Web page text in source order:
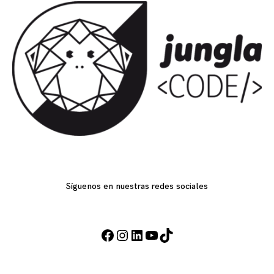
Síguenos en nuestras redes sociales
Facebook
Instagram
LinkedIn
YouTube
TikTok